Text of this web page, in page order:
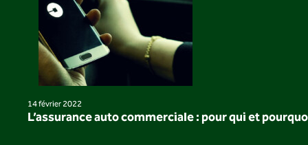
14 février 2022
L’assurance auto commerciale : pour qui et